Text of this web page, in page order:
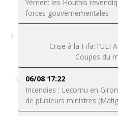
Yémen: les Houthis
forces gouvernementales
Crise à la Fifa:
Coupes du
06/08 17:22
Incendies : Lecornu en
de plusieurs ministres